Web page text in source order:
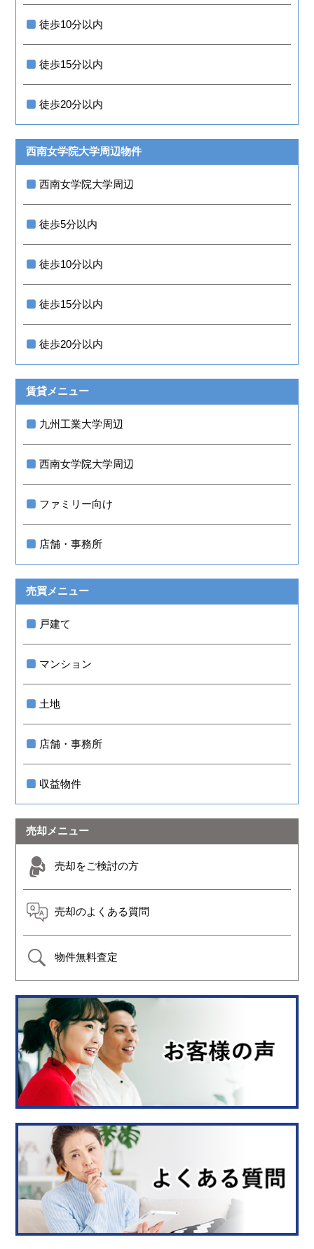
徒歩10分以内
徒歩15分以内
徒歩20分以内
西南女学院大学周辺物件
西南女学院大学周辺
徒歩5分以内
徒歩10分以内
徒歩15分以内
徒歩20分以内
賃貸メニュー
九州工業大学周辺
西南女学院大学周辺
ファミリー向け
店舗・事務所
売買メニュー
戸建て
マンション
土地
店舗・事務所
収益物件
売却メニュー
売却をご検討の方
売却のよくある質問
物件無料査定